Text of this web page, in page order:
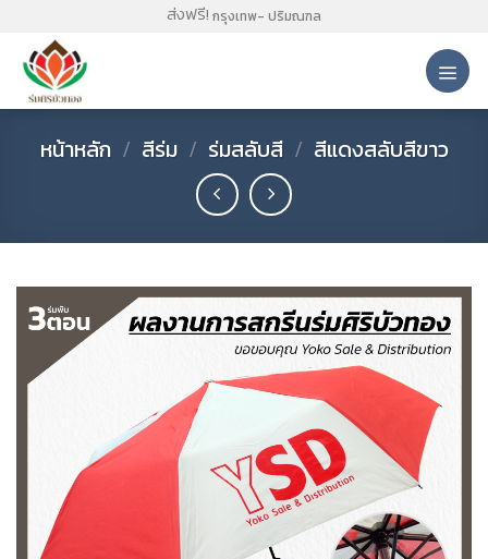
content
ส่งฟรี! กรุงเทพ- ปริมณฑล
หน้าหลัก / สีร่ม / ร่มสลับสี / สีแดงสลับสีขาว